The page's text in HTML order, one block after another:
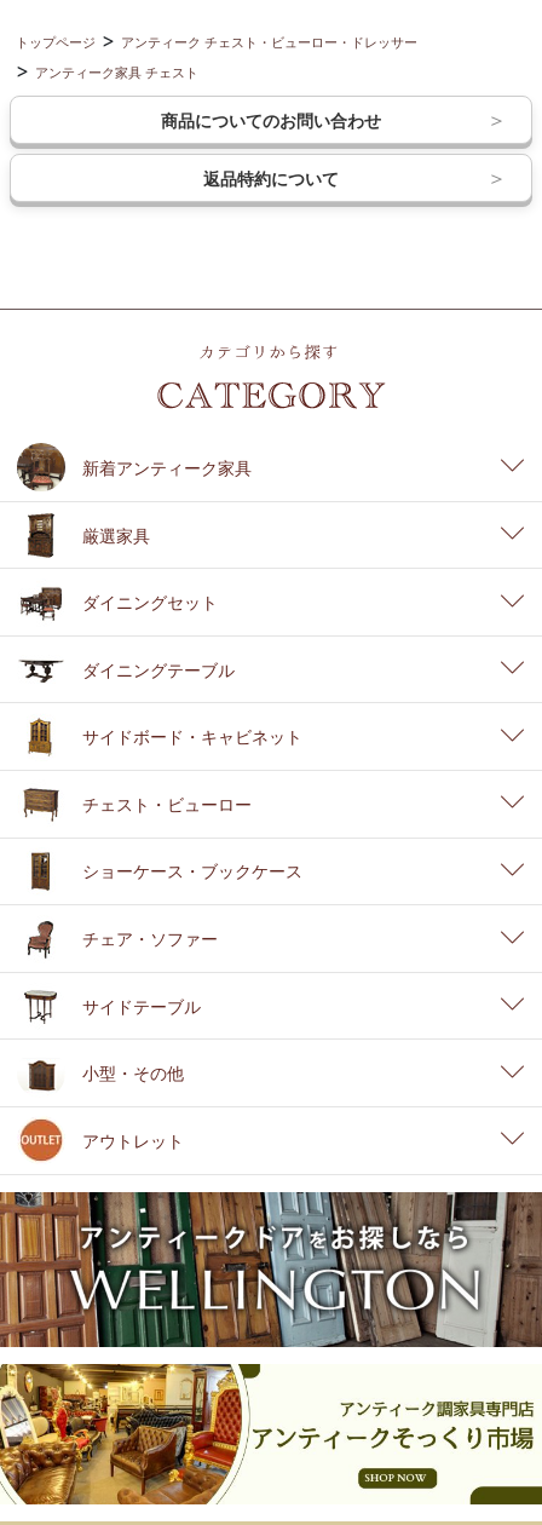
トップページ
アンティーク チェスト・ビューロー・ドレッサー
アンティーク家具 チェスト
商品についてのお問い合わせ
返品特約について
新着アンティーク家具
厳選家具
ダイニングセット
ダイニングテーブル
サイドボード・キャビネット
チェスト・ビューロー
ショーケース・ブックケース
チェア・ソファー
サイドテーブル
小型・その他
アウトレット